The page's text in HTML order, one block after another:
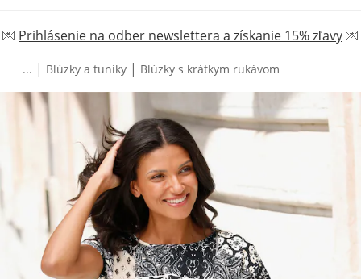
💌 Prihlásenie na odber newslettera a získanie 15% zľavy💌
... | Blúzky a tuniky | Blúzky s krátkym rukávom